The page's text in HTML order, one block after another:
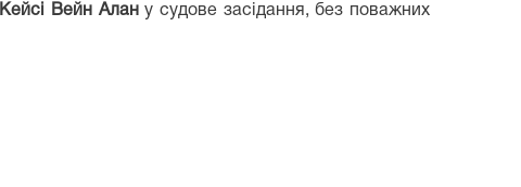
Кейсі Вейн Алану судове засідання, без поважних